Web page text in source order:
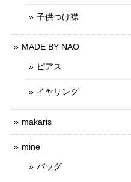
子供つけ襟
MADE BY NAO
ピアス
イヤリング
makaris
mine
バッグ